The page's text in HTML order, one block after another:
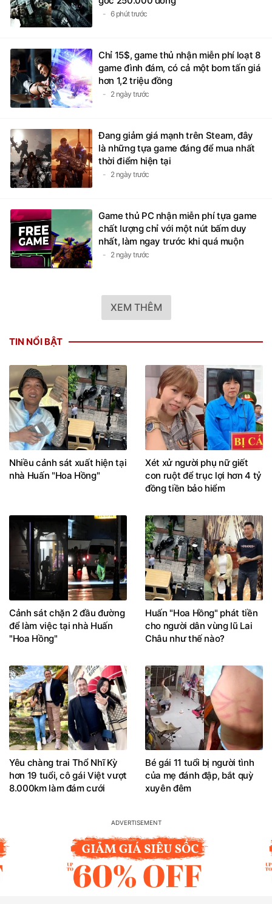
6 phút trước
Chỉ 15$, game thủ nhận miễn phí loạt 8
game đình đám, có cả một bom tấn giá
hơn 1,2 triệu đồng
2 ngày trước
Đang giảm giá mạnh trên Steam, đây
là những tựa game đáng để mua nhất
thời điểm hiện tại
2 ngày trước
Game thủ PC nhận miễn phí tựa game
chất lượng chỉ với một nút bấm duy
nhất, làm ngay trước khi quá muộn
2 ngày trước
XEM THÊM
TIN NỔI BẬT
Nhiều cảnh sát xuất hiện tại
nhà Huấn "Hoa Hồng"
Xét xử người phụ nữ giết
con ruột để trục lợi hơn 4 tỷ
đồng tiền bảo hiểm
Cảnh sát chặn 2 đầu đường
để làm việc tại nhà Huấn
"Hoa Hồng"
Huấn "Hoa Hồng" phát tiền
cho người dân vùng lũ Lai
Châu như thế nào?
Yêu chàng trai Thổ Nhĩ Kỳ
hơn 19 tuổi, cô gái Việt vượt
8.000km làm đám cưới
Bé gái 11 tuổi bị người tình
của mẹ đánh đập, bắt quỳ
xuyên đêm